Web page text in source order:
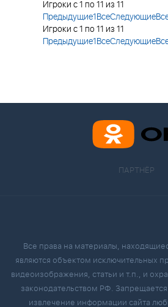
Игроки с 1 по 11 из 11
Предыдущие1 ВсеСледующие
Игроки с 1 по 11 из 11
Предыдущие1 ВсеСледующие
ПАРТНЁР
Все права на материалы,
являются объектом исключительных
видеоизображения, статьи и т.п., и
законодательством РФ.
извлечение информации сайта